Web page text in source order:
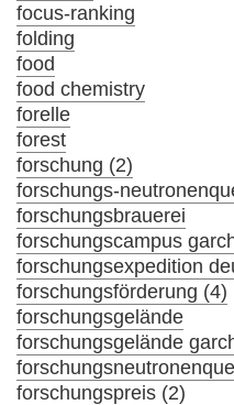
focus-ranking
folding
food
food chemistry
forelle
forest
forschung (2)
forschungs-
forschungsbrauerei
forschungscampus
forschungsexpedition
forschungsförderung (4)
forschungsgelände
forschungsgelände
forschungspreis (2)